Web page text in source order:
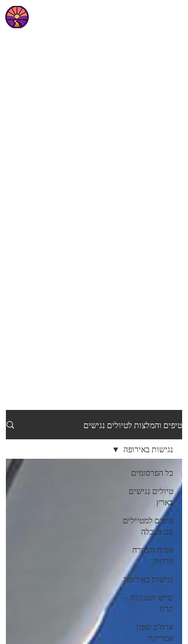
טיפים והמלצות לטיולים נגישים
כל הפרסומים
טיולים נגישים
בארץ
טיפים למטיילים
עם מגבלה
אסיה והמזרח
הרחוק
נגישות באירופה
שייט תענוגות -
קרוז
ארה"ב וצפון
אמריקה
נגישות באירופה